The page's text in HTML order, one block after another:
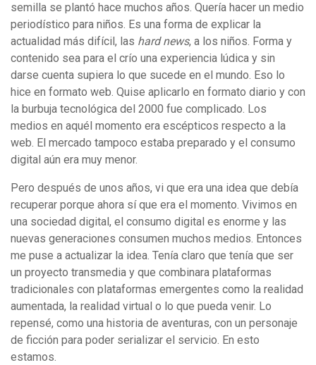
semilla se plantó hace muchos años. Quería hacer un medio
periodístico para niños. Es una forma de explicar la
actualidad más difícil, las hard news, a los niños. Forma y
contenido sea para el crío una experiencia lúdica y sin
darse cuenta supiera lo que sucede en el mundo. Eso lo
hice en formato web. Quise aplicarlo en formato diario y con
la burbuja tecnológica del 2000 fue complicado. Los
medios en aquél momento era escépticos respecto a la
web. El mercado tampoco estaba preparado y el consumo
digital aún era muy menor.
Pero después de unos años, vi que era una idea que debía
recuperar porque ahora sí que era el momento. Vivimos en
una sociedad digital, el consumo digital es enorme y las
nuevas generaciones consumen muchos medios. Entonces
me puse a actualizar la idea. Tenía claro que tenía que ser
un proyecto transmedia y que combinara plataformas
tradicionales con plataformas emergentes como la realidad
aumentada, la realidad virtual o lo que pueda venir. Lo
repensé, como una historia de aventuras, con un personaje
de ficción para poder serializar el servicio. En esto
estamos.